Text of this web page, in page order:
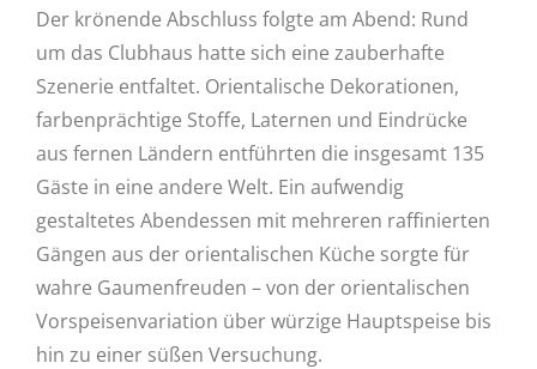
Der krönende Abschluss folgte am Abend: Rund
um das Clubhaus hatte sich eine zauberhafte
Szenerie entfaltet. Orientalische Dekorationen,
farbenprächtige Stoffe, Laternen und Eindrücke
aus fernen Ländern entführten die insgesamt 135
Gäste in eine andere Welt. Ein aufwendig
gestaltetes Abendessen mit mehreren raffinierten
Gängen aus der orientalischen Küche sorgte für
wahre Gaumenfreuden – von der orientalischen
Vorspeisenvariation über würzige Hauptspeise bis
hin zu einer süßen Versuchung.